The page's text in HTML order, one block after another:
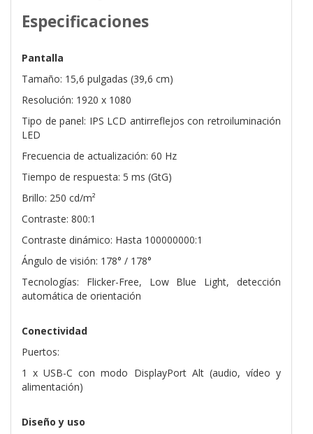
Especificaciones
Pantalla
Tamaño: 15,6 pulgadas (39,6 cm)
Resolución: 1920 x 1080
Tipo de panel: IPS LCD antirreflejos con retroiluminación
LED
Frecuencia de actualización: 60 Hz
Tiempo de respuesta: 5 ms (GtG)
Brillo: 250 cd/m²
Contraste: 800:1
Contraste dinámico: Hasta 100000000:1
Ángulo de visión: 178° / 178°
Tecnologías: Flicker-Free, Low Blue Light, detección
automática de orientación
Conectividad
Puertos:
1 x USB-C con modo DisplayPort Alt (audio, vídeo y
alimentación)
Diseño y uso